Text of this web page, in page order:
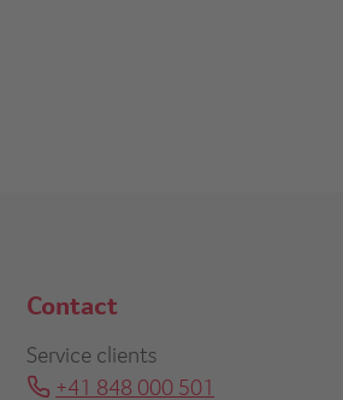
Contact
Service clients
+41 848 000 501